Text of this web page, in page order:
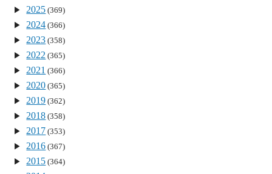
2025 (369)
2024 (366)
2023 (358)
2022 (365)
2021 (366)
2020 (365)
2019 (362)
2018 (358)
2017 (353)
2016 (367)
2015 (364)